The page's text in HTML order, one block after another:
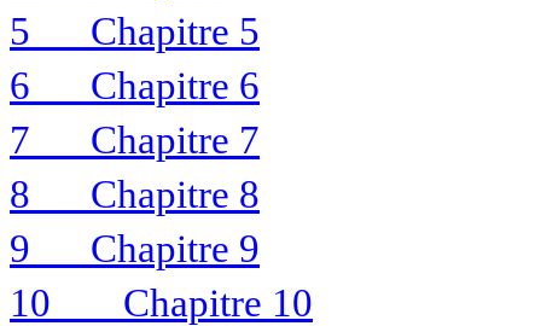
5
Chapitre 5
6
Chapitre 6
7
Chapitre 7
8
Chapitre 8
9
Chapitre 9
10
Chapitre 10